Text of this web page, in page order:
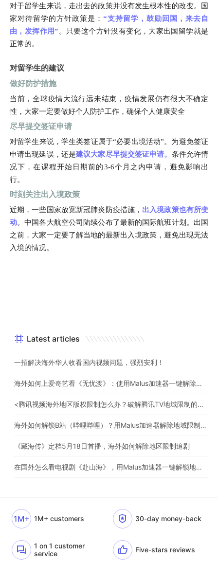
对于留学生来说，走出去的政策并没有发生根本性的改变。国
家对待留学的方针政策是： “支持留学，鼓励回国，来去自
由，发挥作用” 。只要这个方针没有变化，大家出国留学就是
正常的。
对留学生的建议
做好防护措施
当前，全球疫情大流行远未结束，疫情发展仍有很大不确定
性，大家一定要做好个人防护工作，确保个人健康安全
尽早提交签证申请
对留学生来说，学生类签证属于“必要出境活动”。为避免签证
申请出现延误，还是建议大家尽早提交签证申请。 条件允许情
况下，在课程开始日期前的3-6个月之内申请，避免影响出
行。
时刻关注出入境政策
近期，一些国家放宽新冠肺炎防疫措施， 出入境政策也有所变
动。中国各大航空公司陆续公布了最新的国际航班计划。出国
之前，大家一定要了解当地的最新出入境政策，避免出现无法
入境的情况。
Latest articles
一招解决海外华人收看国内视频问题，强烈安利！
海外如何上爱奇艺看《无忧渡》：使用Malus加速器一键解除地域限制
<腾讯视频海外地区版权限制怎么办？破解腾讯TV地域限制的办法>
海外如何解锁B站（哔哩哔哩）？用Malus加速器解除地域限制，一键流畅追番
《藏海传》定档5月18日首播，海外如何解除地区限制追剧
在国外怎么看电视剧《赴山海》，用Malus加速器一键解锁地区限制
1M+ 1M+ customers 30-day money-back
1 on 1 customer
service
Five-stars reviews